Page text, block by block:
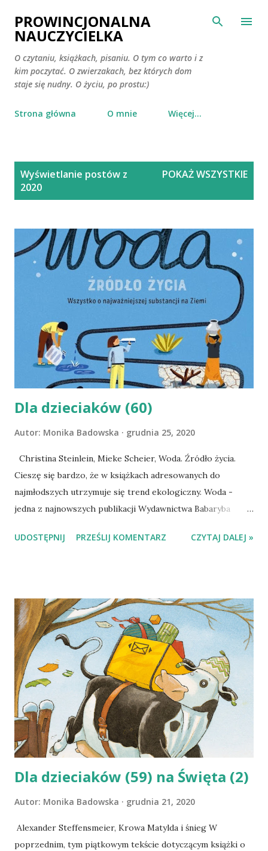
Przejdź do głównej zawartości
PROWINCJONALNA
NAUCZYCIELKA
O czytaniu, książkach, pisaniu. O tym co warto i z
kim poczytać. O zwierzakach, bez których dom
staje się nudny. O życiu, po prostu:)
Strona główna O mnie Więcej…
Wyświetlanie postów z
2020
POKAŻ WSZYSTKIE
Dla dzieciaków (60)
Autor: Monika Badowska grudnia 25, 2020
Christina Steinlein, Mieke Scheier, Woda. Źródło życia.
Cieszę się bardzo, że w książkach adresowanych do
najmłodszych utrzymuje się trend ekologiczny. Woda -
jedna z najnowszych publikacji Wydawnictwa Babaryba
młodszych i starszych do fascynującej podróży przez świat
procesów produkcyjnych, do których jest niezbędna, ale
również w kontekście praw człowieka. Pojawia się pytanie o
to, czyja jest woda i o korelację wody i zmian pogodowych.
Mowa jest o budowie ciała człowieka i wody z jakiej składają
się organizmy żywe, o rolnictwie, które wykorzystuje
wodę, o zakładach uzdatniających i wielu, wielu innych
rzeczach, które stanowić mogą dobrą podstawę do
dalszego zgłębiania tematu. To dobra, wartościowa książka.
Przyjrzyjcie się jej koniecznie. Christopher Lloyd, M...
UDOSTĘPNIJ PRZEŚLIJ KOMENTARZ CZYTAJ DALEJ »
Dla dzieciaków (59) na Święta (2)
Autor: Monika Badowska grudnia 21, 2020
Alexander Steffensmeier, Krowa Matylda i śnieg W
poprzednim, tym piątkowym tekście dotyczącym książki o